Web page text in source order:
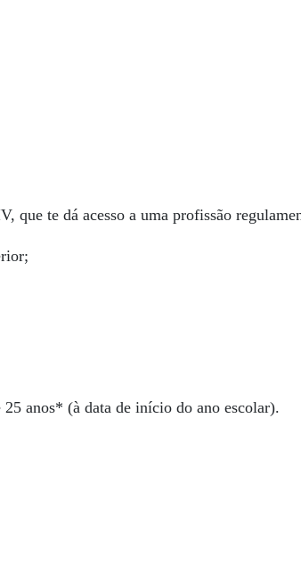
que te dá acesso a uma profissão
25 anos* (à data de início do ano escolar).